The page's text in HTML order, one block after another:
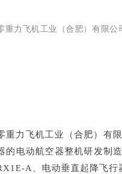
重力飞机工业（合肥）有限公
重力飞机工业（合肥）有
的电动航空器整机研发制
A、电动垂直起降飞行